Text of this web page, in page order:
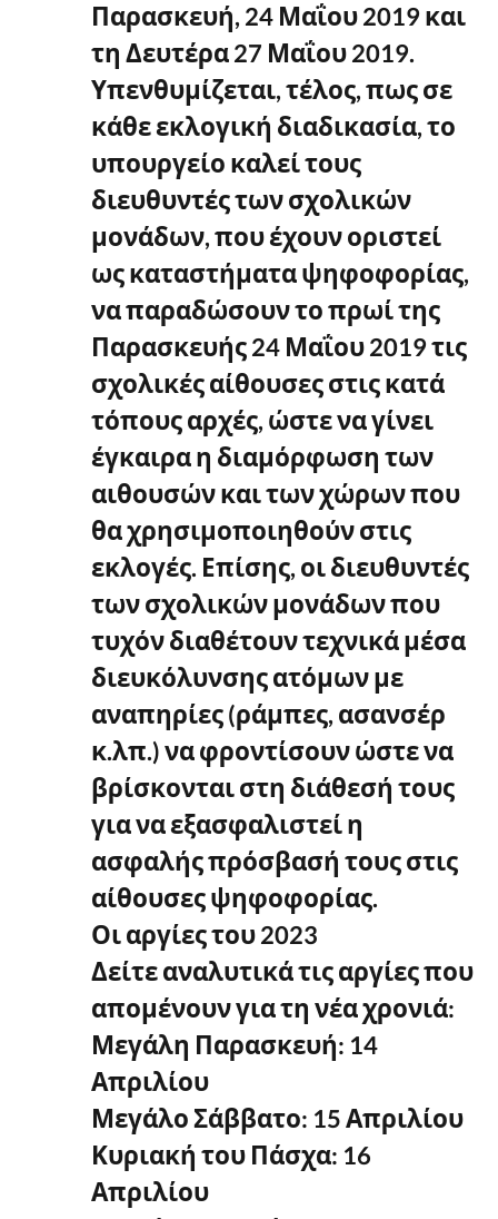
Παρασκευή, 24 Μαΐου 2019 και
τη Δευτέρα 27 Μαΐου 2019.
Υπενθυμίζεται, τέλος, πως σε
κάθε εκλογική διαδικασία, το
υπουργείο καλεί τους
διευθυντές των σχολικών
μονάδων, που έχουν οριστεί
ως καταστήματα ψηφοφορίας,
να παραδώσουν το πρωί της
Παρασκευής 24 Μαΐου 2019 τις
σχολικές αίθουσες στις κατά
τόπους αρχές, ώστε να γίνει
έγκαιρα η διαμόρφωση των
αιθουσών και των χώρων που
θα χρησιμοποιηθούν στις
εκλογές. Επίσης, οι διευθυντές
των σχολικών μονάδων που
τυχόν διαθέτουν τεχνικά μέσα
διευκόλυνσης ατόμων με
αναπηρίες (ράμπες, ασανσέρ
κ.λπ.) να φροντίσουν ώστε να
βρίσκονται στη διάθεσή τους
για να εξασφαλιστεί η
ασφαλής πρόσβασή τους στις
αίθουσες ψηφοφορίας.
Οι αργίες του 2023
Δείτε αναλυτικά τις αργίες που
απομένουν για τη νέα χρονιά:
Μεγάλη Παρασκευή: 14
Απριλίου
Μεγάλο Σάββατο: 15 Απριλίου
Κυριακή του Πάσχα: 16
Απριλίου